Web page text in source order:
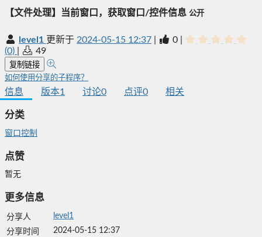
【文件处理】当前窗口，获取窗口/控件信息 公开
level1 更新于 2024-05-15 12:37 0
(0)
49
复制链接
如何使用分享的子程序？
信息 版本1 讨论0 点评0 相关
分类
窗口控制
点赞
暂无
更多信息
分享人
level1
分享时间
2024-05-15 12:37